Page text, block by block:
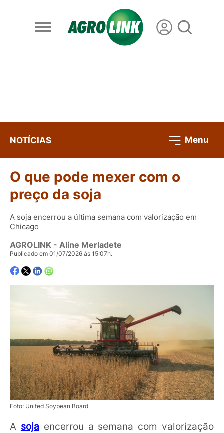
NOTÍCIAS Menu
O que pode mexer com o
preço da soja
A soja encerrou a última semana com valorização em
Chicago
AGROLINK - Aline Merladete
Publicado em 01/07/2026 às 15:07h.
Foto: United Soybean Board
A soja encerrou a semana com valorização